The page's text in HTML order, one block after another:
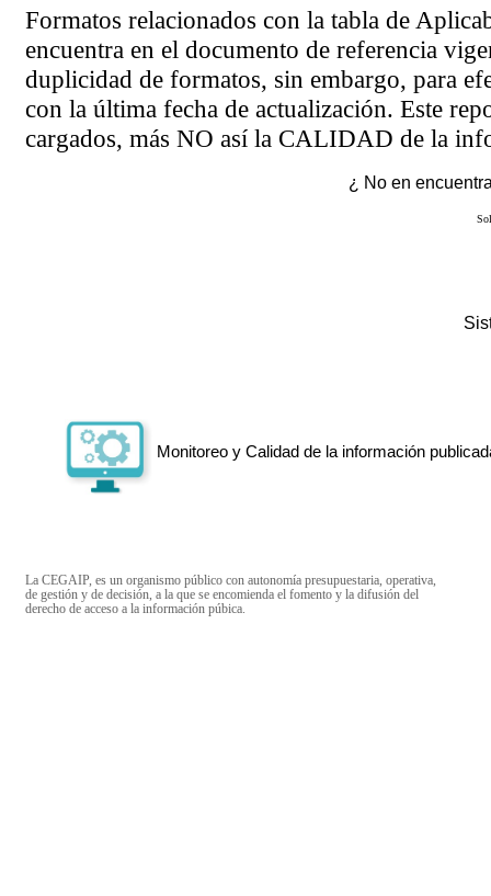
Formatos relacionados con la tabla de
encuentra en el documento de referencia
duplicidad de formatos, sin embargo, para
con la última fecha de actualización. Este
cargados, más NO así la CALIDAD de la
¿ No en
Monitoreo y Calidad de la información
La CEGAIP, es un organismo público con autonomía presupuestaria, operativa,
de gestión y de decisión, a la que se encomienda el fomento y la difusión del
derecho de acceso a la información púbica.